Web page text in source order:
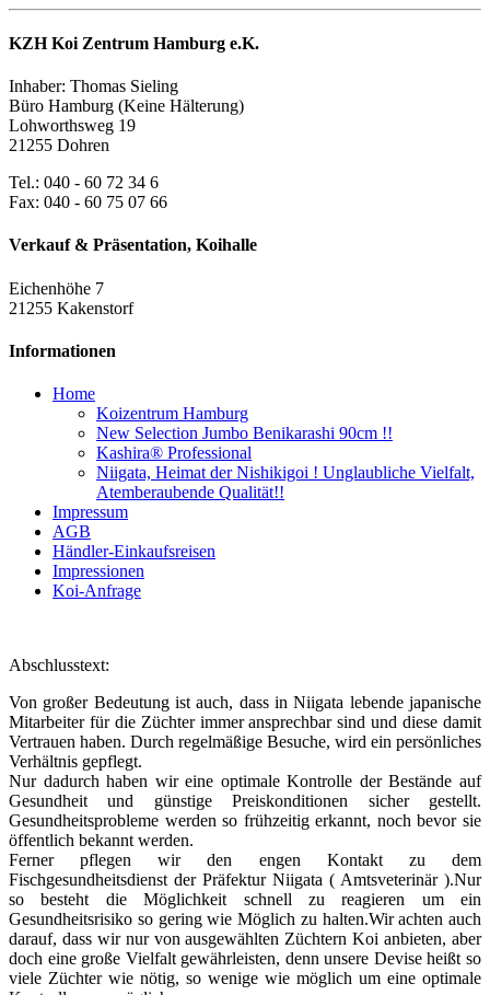
KZH Koi Zentrum Hamburg e.K.
Inhaber: Thomas Sieling
Büro Hamburg (Keine Hälterung)
Lohworthsweg 19
21255 Dohren
Tel.: 040 - 60 72 34 6
Fax: 040 - 60 75 07 66
Verkauf & Präsentation, Koihalle
Eichenhöhe 7
21255 Kakenstorf
Informationen
Home
Koizentrum Hamburg
New Selection Jumbo Benikarashi 90cm !!
Kashira® Professional
Niigata, Heimat der Nishikigoi ! Unglaubliche Vielfalt,
Atemberaubende Qualität!!
Impressum
AGB
Händler-Einkaufsreisen
Impressionen
Koi-Anfrage
Abschlusstext:
Von großer Bedeutung ist auch, dass in Niigata lebende japanische
Mitarbeiter für die Züchter immer ansprechbar sind und diese damit
Vertrauen haben. Durch regelmäßige Besuche, wird ein persönliches
Verhältnis gepflegt.
Nur dadurch haben wir eine optimale Kontrolle der Bestände auf
Gesundheit und günstige Preiskonditionen sicher gestellt.
Gesundheitsprobleme werden so frühzeitig erkannt, noch bevor sie
öffentlich bekannt werden.
Ferner pflegen wir den engen Kontakt zu dem
Fischgesundheitsdienst der Präfektur Niigata ( Amtsveterinär ).Nur
so besteht die Möglichkeit schnell zu reagieren um ein
Gesundheitsrisiko so gering wie Möglich zu halten.Wir achten auch
darauf, dass wir nur von ausgewählten Züchtern Koi anbieten, aber
doch eine große Vielfalt gewährleisten, denn unsere Devise heißt so
viele Züchter wie nötig, so wenige wie möglich um eine optimale